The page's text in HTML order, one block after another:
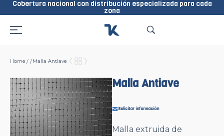
Cobertura nacional con distribución especializada para cada
zona
Home / / Malla Antiave
Malla Antiave
Solicitar información
Malla extruida de